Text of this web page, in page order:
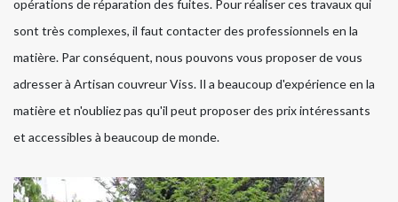
opérations de réparation des fuites. Pour réaliser ces travaux qui
sont très complexes, il faut contacter des professionnels en la
matière. Par conséquent, nous pouvons vous proposer de vous
adresser à Artisan couvreur Viss. Il a beaucoup d'expérience en la
matière et n'oubliez pas qu'il peut proposer des prix intéressants
et accessibles à beaucoup de monde.